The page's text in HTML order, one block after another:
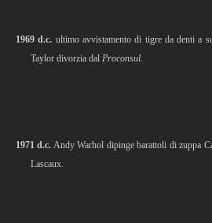
1969 d.c. ultimo avvistamento di tigre da denti a
Taylor divorzia dal Proconsul.
1971 d.c. Andy Warhol dipinge barattoli di zuppa
Lascaux.